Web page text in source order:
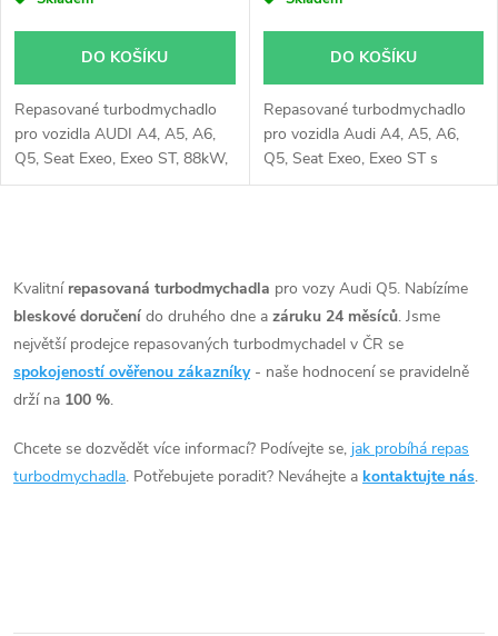
DO KOŠÍKU
Repasované turbodmychadlo
pro vozidla AUDI A4, A5, A6,
Q5, Seat Exeo, Exeo ST, 88kW,
100kW, 105kW
DO KOŠÍKU
Repasované turbodmychadlo
pro vozidla Audi A4, A5, A6,
Q5, Seat Exeo, Exeo ST s
88kW, 100kW, 105kW, 110kW
v
l
á
a
Kvalitní repasovaná turbodmychadla pro vozy Audi Q5. Nabízíme
bleskové doručení do druhého dne a záruku 24 měsíců. Jsme
největší prodejce repasovaných turbodmychadel v ČR se
spokojeností ověřenou zákazníky- naše hodnocení se pravidelně
drží na 100 %.
Chcete se dozvědět více informací? Podívejte se, jak probíhá repas
turbodmychadla. Potřebujete poradit? Neváhejte a kontaktujte nás.